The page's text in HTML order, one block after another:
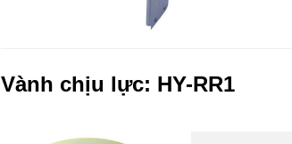
Vành chịu lực: HY-RR1